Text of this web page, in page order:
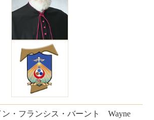
・フランシス・バーント Wayne